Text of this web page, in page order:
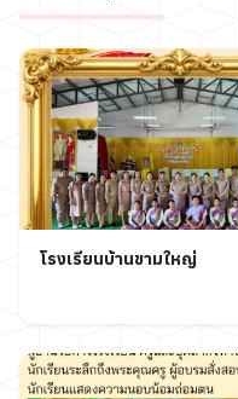
โรงเรียนบ้านขามใหญ่